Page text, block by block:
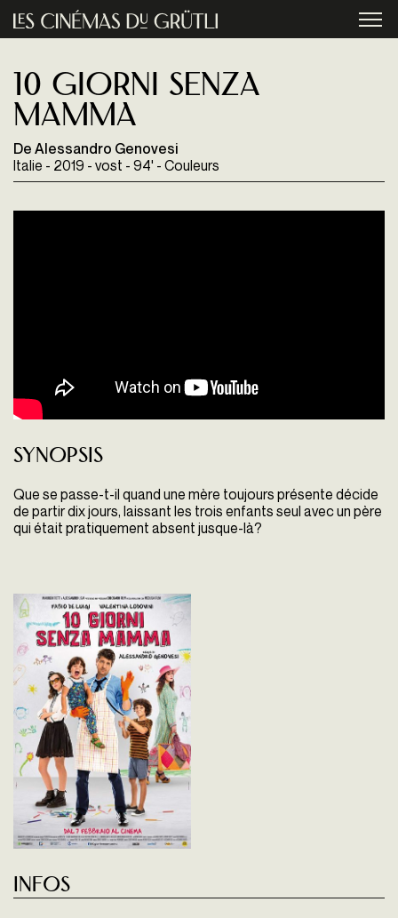
Aller au contenu principal
10 giorni senza
mamma
De Alessandro Genovesi
Italie - 2019 - vost - 94' - Couleurs
Synopsis
Que se passe-t-il quand une mère toujours présente décide
de partir dix jours, laissant les trois enfants seul avec un père
qui était pratiquement absent jusque-là?
Infos